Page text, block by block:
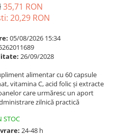
35,71 RON
20,29 RON
05/08/2026 15:34
26/09/2028
alimentar cu 60 capsule
vitamina C, acid folic și extracte
care urmăresc un aport
zilnică practică
STOC
24-48 h